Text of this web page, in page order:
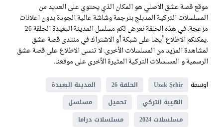
موقع قصة عشق الاصلي هو المكان الذي يحتوي على العديد من
المسلسلات التركية المدبلج بترجمة وشاشة عالية الجودة بدون اعلانات
مزعجة. في هذه الحلقة نعرض لكم مسلسل المدينة البعيدة الحلقة 26
.يمكنكم الاطلاع أيضا على شبكة أو الاشتراك في منتدى قصة عشق
لمشاهدة المزيد من المسلسلات الأخرى. لا تنسى الاطلاع على قصة عشق
الرسمية و المسلسلات التركية المثيرة الأخرى على موقعنا.
اوسمة
Uzak Şehir الحلقة 26
المدينة البعيدة
الهيبة التركي
تحميل
مسلسل
مسلسلات 2024
مسلسلات دراما